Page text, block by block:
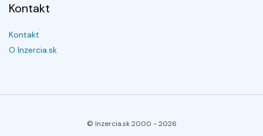
Kontakt
Kontakt
O Inzercia.sk
© Inzercia.sk 2000 -2026